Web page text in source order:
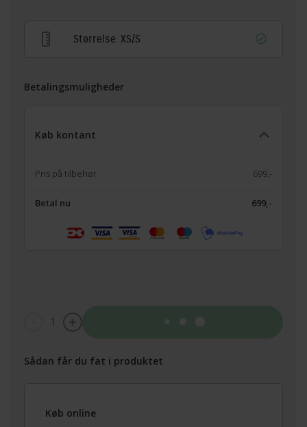
Størrelse: XS/S
Betalingsmuligheder
Køb kontant
Pris på tilbehør 699,-
Betal nu 699,-
1
Sådan får du fat i produktet
Køb online